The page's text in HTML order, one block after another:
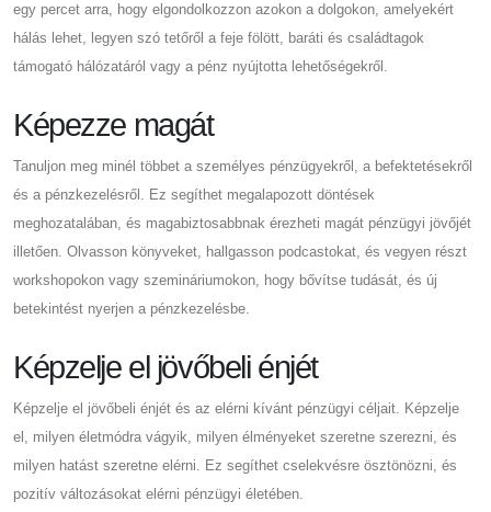
egy percet arra, hogy elgondolkozzon azokon a dolgokon, amelyekért
hálás lehet, legyen szó tetőről a feje fölött, baráti és családtagok
támogató hálózatáról vagy a pénz nyújtotta lehetőségekről.
Képezze magát
Tanuljon meg minél többet a személyes pénzügyekről, a befektetésekről
és a pénzkezelésről. Ez segíthet megalapozott döntések
meghozatalában, és magabiztosabbnak érezheti magát pénzügyi jövőjét
illetően. Olvasson könyveket, hallgasson podcastokat, és vegyen részt
workshopokon vagy szemináriumokon, hogy bővítse tudását, és új
betekintést nyerjen a pénzkezelésbe.
Képzelje el jövőbeli énjét
Képzelje el jövőbeli énjét és az elérni kívánt pénzügyi céljait. Képzelje
el, milyen életmódra vágyik, milyen élményeket szeretne szerezni, és
milyen hatást szeretne elérni. Ez segíthet cselekvésre ösztönözni, és
pozitív változásokat elérni pénzügyi életében.